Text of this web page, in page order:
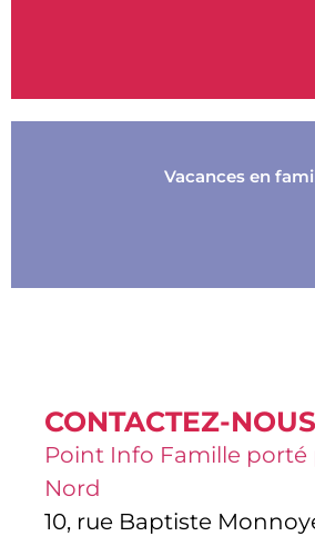
Vacances en
CONTACTEZ-NOUS
Point Info Famille porté
Nord
10, rue Baptiste